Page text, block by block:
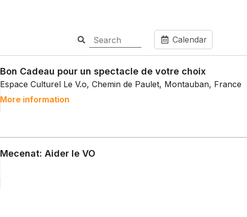
Calendar
Bon Cadeau pour un spectacle de votre choix
Espace Culturel Le V.o, Chemin de Paulet, Montauban, France
More information
Mecenat: Aider le VO